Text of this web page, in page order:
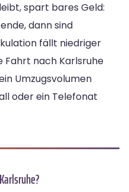
spart bares Geld:
dann sind
fällt niedriger
Fahrt nach Karlsruhe
Umzugsvolumen
oder ein Telefonat